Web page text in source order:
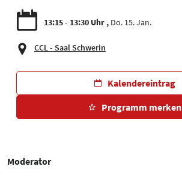
13:15 - 13:30 Uhr Do. 15. Jan.
CCL - Saal Schwerin
Kalendereintrag
Programm merken
Moderator